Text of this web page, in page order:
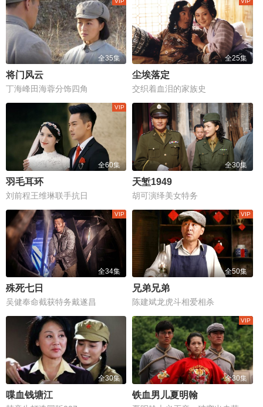
全35集
将门风云
丁海峰田海蓉分饰四角
全25集
尘埃落定
交织着血泪的家族史
全60集
羽毛耳环
刘前程王维琳联手抗日
全30集
天堑1949
胡可演绎美女特务
全34集
殊死七日
吴健奉命截获特务戴遂昌
全50集
兄弟兄弟
陈建斌龙虎斗相爱相杀
全30集
喋血钱塘江
全30集
铁血男儿夏明翰